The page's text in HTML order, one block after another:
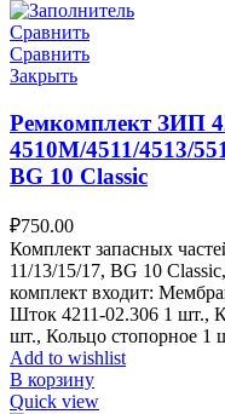
Сравнить
Сравнить
Закрыть
Ремкомплект ЗИП
4510M/4511/4513/
BG 10 Classic
₽750.00
Комплект запасных
11/13/15/17, BG 10
комплект входит:
Шток 4211-02.306 1 шт.,
шт., Кольцо стопорное 1
Add to wishlist
В корзину
Quick view